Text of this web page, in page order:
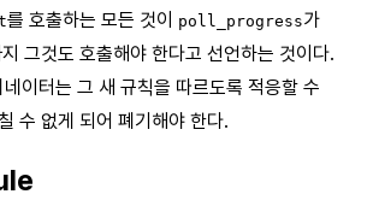
를 호출하는 모든 것이 poll_progress가
그것도 호출해야 한다고 선언하는 것이다.
이터는 그 새 규칙을 따르도록 적응할 수
수 없게 되어 폐기해야 한다.